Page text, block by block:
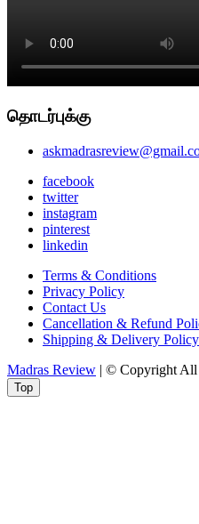
தொடர்புக்கு
facebook
twitter
instagram
pinterest
linkedin
Terms & Conditions
Privacy Policy
Contact Us
Cancellation & Refund
Shipping & Delivery Policy
Madras Review | © Copyright All
Top